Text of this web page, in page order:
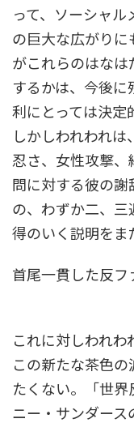
って、ソーシャル
の巨大な広がりに
がこれらのはな
するかは、今後
利にとっては決定
しかしわれわれ
忍さ、女性攻撃、
問に対する彼の謝
の、わずか二、三
得のいく説明をま
首尾一貫した反フ
これに対しわれ
この新たな茶色
たくない。「世
ニー・サンダース